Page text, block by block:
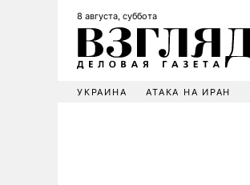
8 августа, суббота
УКРАИНА АТАКА НА ИРАН